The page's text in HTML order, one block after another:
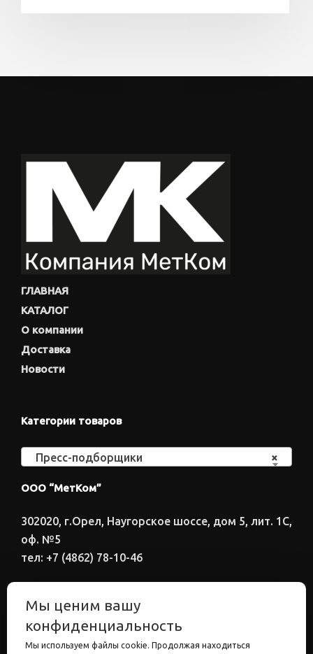
ГЛАВНАЯ
КАТАЛОГ
О компании
Доставка
Новости
Категории товаров
×
Пресс-подборщики
ООО “МетКом”
302020, г.Орел, Наугорское шоссе, дом 5, лит. 1С,
оф. №5
тел: +7 (4862) 78-10-46
Электронный адрес
metkom57@mail.ru
Мы ценим вашу
конфиденциальность
Мы используем файлы cookie. Продолжая находиться